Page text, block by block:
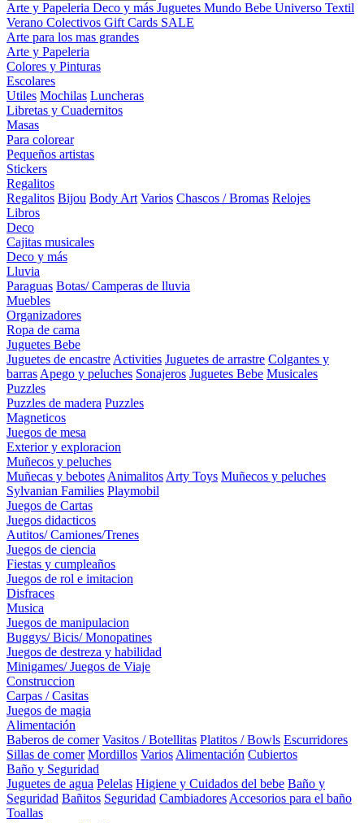
Arte y Papeleria Deco y más Juguetes Mundo Bebe Universo Textil
Verano Colectivos Gift Cards SALE
Arte para los mas grandes
Arte y Papeleria
Colores y Pinturas
Escolares
Utiles Mochilas Luncheras
Libretas y Cuadernitos
Masas
Para colorear
Pequeños artistas
Stickers
Regalitos
Regalitos Bijou Body Art Varios Chascos / Bromas Relojes
Libros
Deco
Cajitas musicales
Deco y más
Lluvia
Paraguas Botas/ Camperas de lluvia
Muebles
Organizadores
Ropa de cama
Juguetes Bebe
Juguetes de encastre Activities Juguetes de arrastre Colgantes y
barras Apego y peluches Sonajeros Juguetes Bebe Musicales
Puzzles
Puzzles de madera Puzzles
Magneticos
Juegos de mesa
Exterior y exploracion
Muñecos y peluches
Muñecas y bebotes Animalitos Arty Toys Muñecos y peluches
Sylvanian Families Playmobil
Juegos de Cartas
Juegos didacticos
Autitos/ Camiones/Trenes
Juegos de ciencia
Fiestas y cumpleaños
Juegos de rol e imitacion
Disfraces
Musica
Juegos de manipulacion
Buggys/ Bicis/ Monopatines
Juegos de destreza y habilidad
Minigames/ Juegos de Viaje
Construccion
Carpas / Casitas
Juegos de magia
Alimentación
Baberos de comer Vasitos / Botellitas Platitos / Bowls Escurridores
Sillas de comer Mordillos Varios Alimentación Cubiertos
Baño y Seguridad
Juguetes de agua Pelelas Higiene y Cuidados del bebe Baño y
Seguridad Bañitos Seguridad Cambiadores Accesorios para el baño
Toallas